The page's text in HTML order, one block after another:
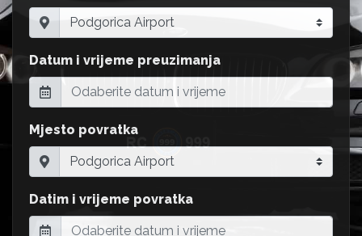
Datum i vrijeme preuzimanja
Mjesto povratka
Datim i vrijeme povratka